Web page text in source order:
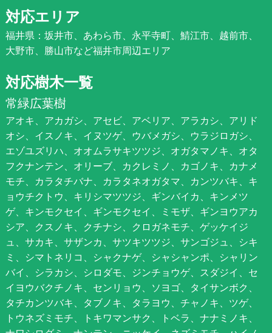
対応エリア
福井県：坂井市、あわら市、永平寺町、鯖江市、越前市、
大野市、勝山市など福井市周辺エリア
対応樹木一覧
常緑広葉樹
アオキ、アカガシ、アセビ、アベリア、アラカシ、アリド
オシ、イスノキ、イヌツゲ、ウバメガシ、ウラジロガシ、
エゾユズリハ、オオムラサキツツジ、オガタマノキ、オタ
フクナンテン、オリーブ、カクレミノ、カゴノキ、カナメ
モチ、カラタチバナ、カラタネオガタマ、カンツバキ、キ
ョウチクトウ、キリシマツツジ、ギンバイカ、キンメツ
ゲ、キンモクセイ、ギンモクセイ、ミモザ、ギンヨウアカ
シア、クスノキ、クチナシ、クロガネモチ、ゲッケイジ
ュ、サカキ、サザンカ、サツキツツジ、サンゴジュ、シキ
ミ、シマトネリコ、シャクナゲ、シャシャンポ、シャリン
バイ、シラカシ、シロダモ、ジンチョウゲ、スダジイ、セ
イヨウバクチノキ、センリョウ、ソヨゴ、タイサンボク、
タチカンツバキ、タブノキ、タラヨウ、チャノキ、ツゲ、
トウネズミモチ、トキワマンサク、トベラ、ナナミノキ、